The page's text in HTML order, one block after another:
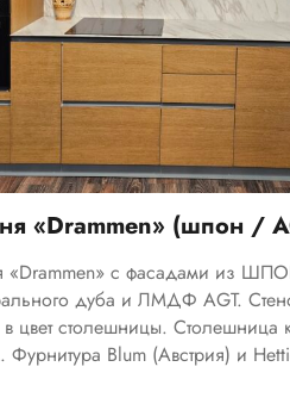
«Drammen» (шпон /
«Drammen» с фасадами из
дуба и ЛМДФ AGT.
цвет столешницы. Столешница
Фурнитура Blum (Австрия) и